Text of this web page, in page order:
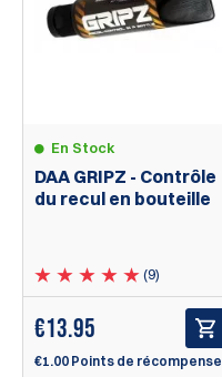
En Stock
DAA GRIPZ - Contrôle
du recul en bouteille
(9)
€13.95
€1.00 Points de récompense